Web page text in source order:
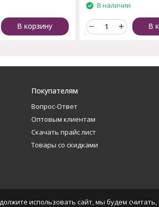
В корзину
В наличии
В
Покупателям
Вопрос-Ответ
Оптовым клиентам
Скачать прайс лист
Товары со скидками
использовать сайт, мы будем считать,